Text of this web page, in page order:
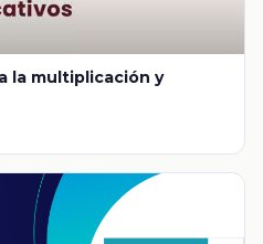
la multiplicación y